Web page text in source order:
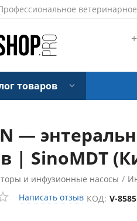
товаров
—
| SinoMDT
и инфузионные насосы /
Написать отзыв КОД: V-8585